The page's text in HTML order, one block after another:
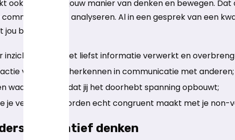
ook een duik in jouw manier van denken en bewegen.
te analyseren. Al in een gesprek van een
bij:
inzicht in hoe jij het liefst informatie verwerkt en
voorkeuren herkennen in communicatie met anderen;
waar je zonder dat jij het doorhebt spanning opbouwt;
je verhaal in woorden echt congruent maakt met je non-
en creatief denken